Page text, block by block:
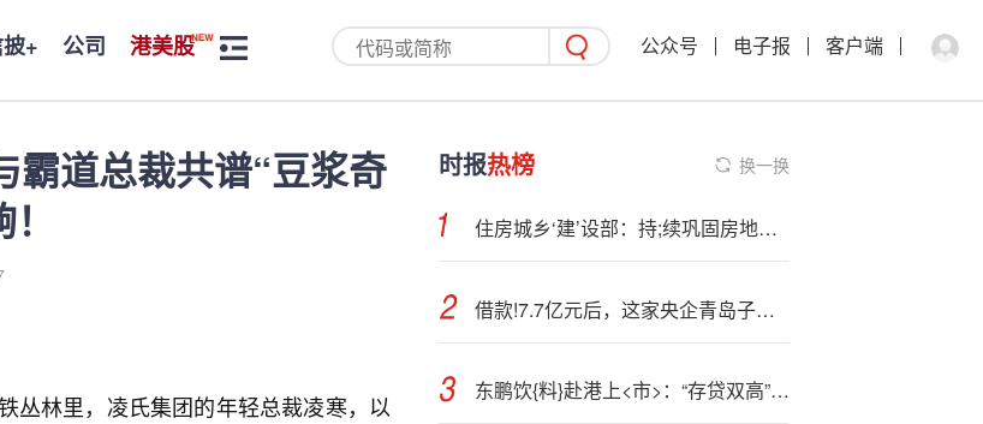
+ 公司 港美股 公众号 电子报 客户端
霸道总裁共谱“豆浆奇
丛林里，凌氏集团的年轻总裁凌寒，以
时报热榜 换一换
住房城乡‘建’设部：持;续巩固房地产市场稳定态势
借款!7.7亿元后，这家央企青岛子公司挂牌增资
东鹏饮{料}赴港上<市>：“存贷双高”之谜，高效理财还是转嫁风险？依赖大单品，第二增长曲线尚待成型